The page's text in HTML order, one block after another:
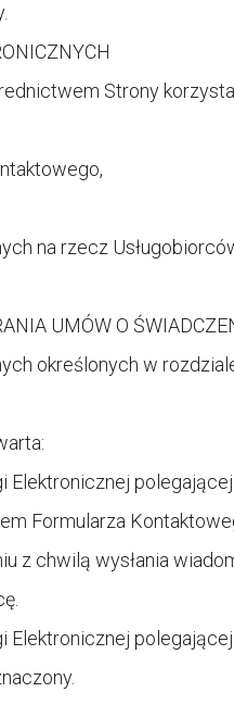
Strony
na rzecz
UMÓW O
określonych w
Elektronicznej
Formularza
z chwilą wysłania
Elektronicznej